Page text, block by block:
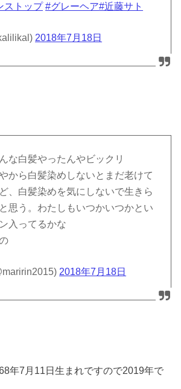
ストップ #グレーヘア#近藤サト
2018年7月18日
な白髪やったんやビックリ
から白髪染めしないとまだ老けて
、白髪染めを気にしないで生きら
思う。わたしもいつかいつかとい
入ってるかな
2018年7月18日
年7月11日生まれですので2019年で